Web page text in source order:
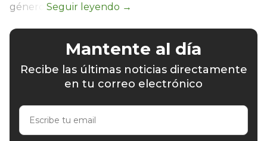
género.
Mantente al día
Recibe las últimas noticias directamente
en tu correo electrónico
Escribe
email